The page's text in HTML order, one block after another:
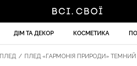
ДІМ ТА ДЕКОР КОСМЕТИКА
ПЛЕД / ПЛЕД «ГАРМОНІЯ ПРИРОДИ» ТЕМНИЙ